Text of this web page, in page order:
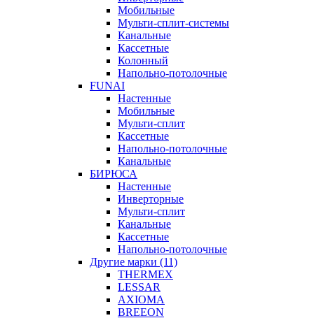
Мобильные
Мульти-сплит-системы
Канальные
Кассетные
Колонный
Напольно-потолочные
FUNAI
Настенные
Мобильные
Мульти-сплит
Кассетные
Напольно-потолочные
Канальные
БИРЮСА
Настенные
Инверторные
Мульти-сплит
Канальные
Кассетные
Напольно-потолочные
Другие марки (11)
THERMEX
LESSAR
AXIOMA
BREEON